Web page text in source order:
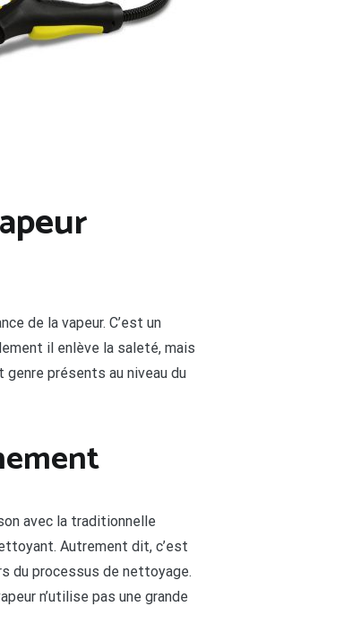
de la vapeur. C’est un
il enlève la saleté, mais
présents au niveau du
avec la traditionnelle
Autrement dit, c’est
du processus de nettoyage.
n’utilise pas une grande